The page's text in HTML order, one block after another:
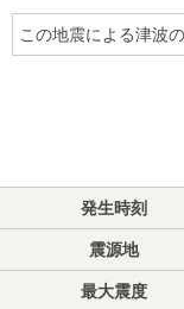
この地震による津波
発生時刻
震源地
最大震度